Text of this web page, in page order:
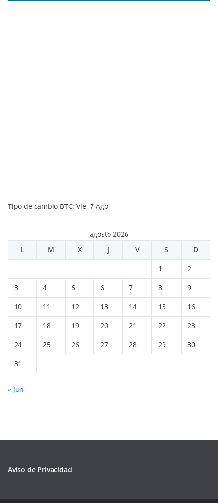
Tipo de cambio BTC: Vie, 7 Ago.
agosto 2026
L
M X J V S D
1 2
3 4 5 6 7 8 9
10 11 12 13 14 15 16
17 18 19 20 21 22 23
24 25 26 27 28 29 30
31
« Jun
Aviso de Privacidad